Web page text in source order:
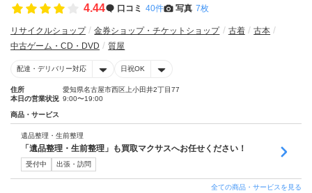
4.44 口コミ 40件 写真 7枚
リサイクルショップ 金券ショップ・チケットショップ 古着
古本
中古ゲーム・CD・DVD
質屋
配達・デリバリー対応 日祝OK
住所
愛知県名古屋市西区上小田井2丁目77
本日の営業状況 9:00〜19:00
商品・サービス
遺品整理・生前整理
「遺品整理・生前整理」も買取マクサスへお任せください！
受付中 出張・訪問
全ての商品・サービスを見る